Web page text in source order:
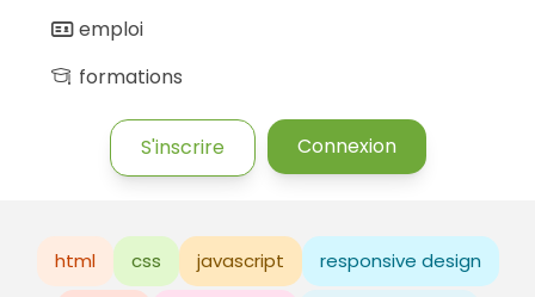
emploi
formations
S'inscrire Connexion
html css javascript responsive design